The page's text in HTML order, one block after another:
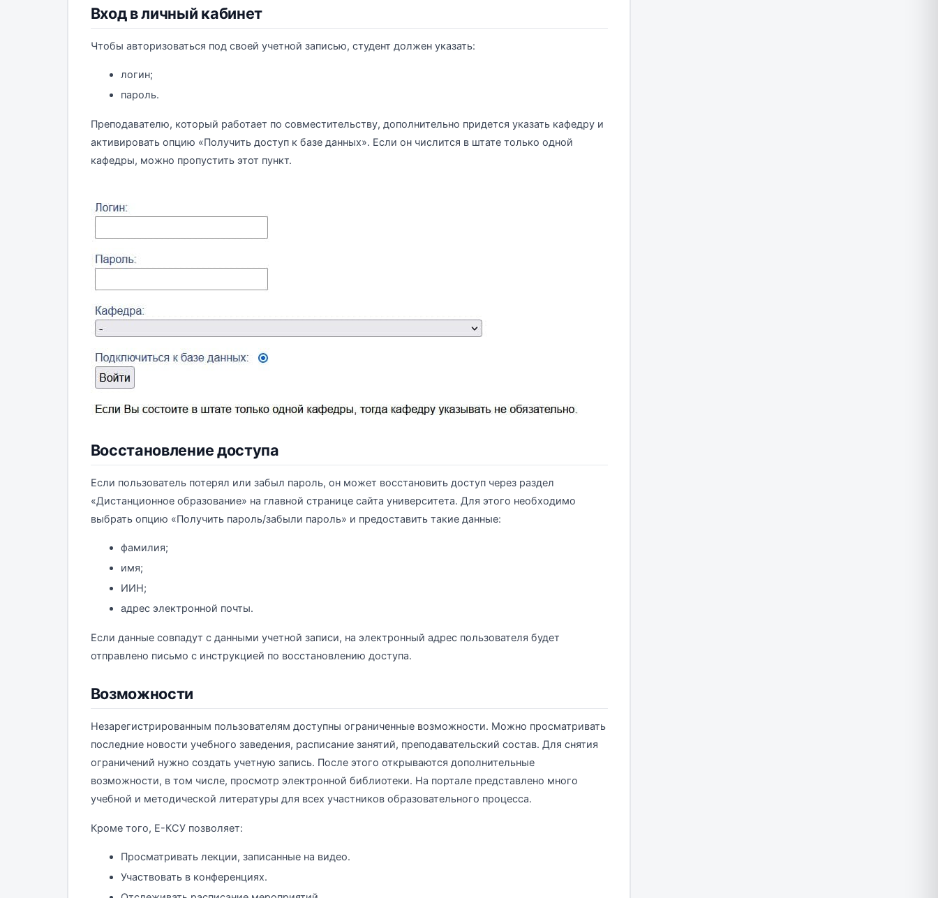
Вход в личный кабинет
Чтобы авторизоваться под своей учетной записью, студент должен указать:
логин;
пароль.
Преподавателю, который работает по совместительству, дополнительно придется указать кафедру и
активировать опцию «Получить доступ к базе данных». Если он числится в штате только одной
кафедры, можно пропустить этот пункт.
Восстановление доступа
Если пользователь потерял или забыл пароль, он может восстановить доступ через раздел
«Дистанционное образование» на главной странице сайта университета. Для этого необходимо
выбрать опцию «Получить пароль/забыли пароль» и предоставить такие данные:
фамилия;
имя;
ИИН;
адрес электронной почты.
Если данные совпадут с данными учетной записи, на электронный адрес пользователя будет
отправлено письмо с инструкцией по восстановлению доступа.
Возможности
Незарегистрированным пользователям доступны ограниченные возможности. Можно просматривать
последние новости учебного заведения, расписание занятий, преподавательский состав. Для снятия
ограничений нужно создать учетную запись. После этого открываются дополнительные
возможности, в том числе, просмотр электронной библиотеки. На портале представлено много
учебной и методической литературы для всех участников образовательного процесса.
Кроме того, Е-КСУ позволяет:
Просматривать лекции, записанные на видео.
Участвовать в конференциях.